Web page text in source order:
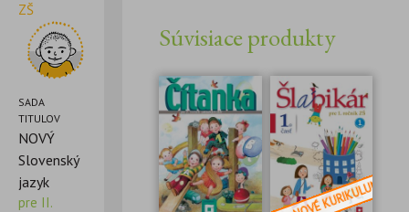
ZŠ
SADA
TITULOV
NOVÝ
Slovenský
jazyk
pre II.
Súvisiace produkty